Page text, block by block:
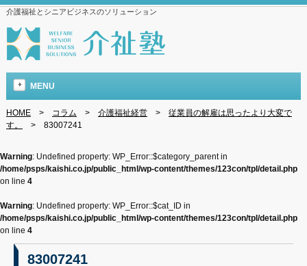
介護福祉とシニアビジネスのソリューション
MENU
HOME> コラム > 介護福祉経営> 従業員の解雇は思ったより大変で
す。
> 83007241
Warning: Undefined property: WP_Error::$category_parent in
/home/psps/kaishi.co.jp/public_html/wp-content/themes/123con/tpl/detail.php
on line 4
Warning: Undefined property: WP_Error::$cat_ID in
/home/psps/kaishi.co.jp/public_html/wp-content/themes/123con/tpl/detail.php
on line 4
83007241